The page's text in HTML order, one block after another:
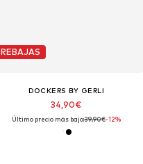
REBAJAS
DOCKERS BY GERLI
34,90€
Último precio más bajo:39,90€-12%